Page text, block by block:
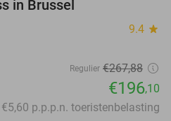
in Brussel
9.4 star
Regulier €267,88
€196,10
p.p.p.n. toeristenbelasting